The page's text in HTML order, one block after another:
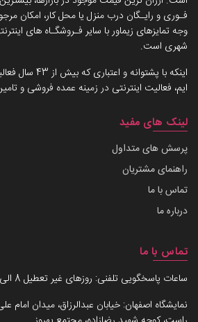
وجه تمایزهای زیماور با سایر فـروشگـاه های
شهری است.
اینکه با
ایم، فعالیت اینترنتی در زمینه عمده فروشی و
لینک های مفید
پرسش های متداول
راهنمای مشتریان
تماس با ما
درباره ما
تماس با ما
ساعات پاسخگویی تلفنی: روزهای غیر تعطیل 8 الی 16
نمایشگاه اصفهان: خیابان عبدالرزاق، میدان امام